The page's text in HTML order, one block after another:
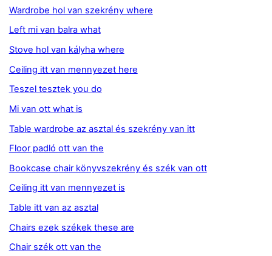
Wardrobe hol van szekrény where
Left mi van balra what
Stove hol van kályha where
Ceiling itt van mennyezet here
Teszel tesztek you do
Mi van ott what is
Table wardrobe az asztal és szekrény van itt
Floor padló ott van the
Bookcase chair könyvszekrény és szék van ott
Ceiling itt van mennyezet is
Table itt van az asztal
Chairs ezek székek these are
Chair szék ott van the